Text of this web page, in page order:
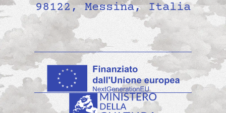
98122, Messina, Italia